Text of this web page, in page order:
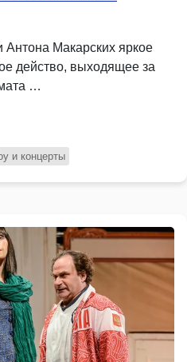
Макарских яркое
действо, выходящее за
…
и концерты